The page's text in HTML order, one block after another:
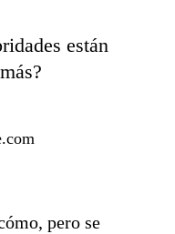
están
pero se